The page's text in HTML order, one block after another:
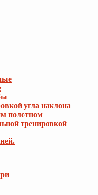
угла наклона
полотном
тренировкой